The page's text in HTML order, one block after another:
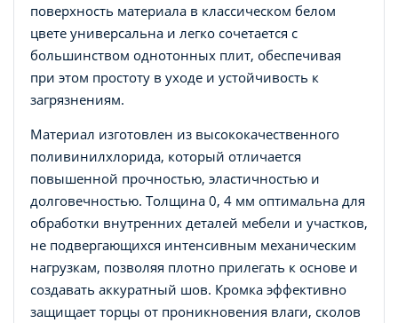
поверхность материала в классическом белом
цвете универсальна и легко сочетается с
большинством однотонных плит, обеспечивая
при этом простоту в уходе и устойчивость к
загрязнениям.
Материал изготовлен из высококачественного
поливинилхлорида, который отличается
повышенной прочностью, эластичностью и
долговечностью. Толщина 0, 4 мм оптимальна для
обработки внутренних деталей мебели и участков,
не подвергающихся интенсивным механическим
нагрузкам, позволяя плотно прилегать к основе и
создавать аккуратный шов. Кромка эффективно
защищает торцы от проникновения влаги, сколов